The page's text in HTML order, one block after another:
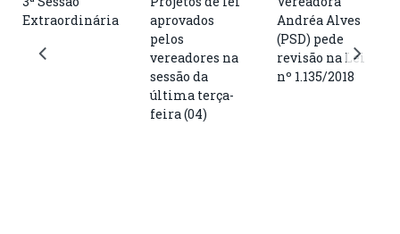
Extraordinária
aprovados
pelos
vereadores na
sessão da
última terça-
feira (04)
Andréa Alves
(PSD) pede
revisão na Lei
nº 1.135/2018